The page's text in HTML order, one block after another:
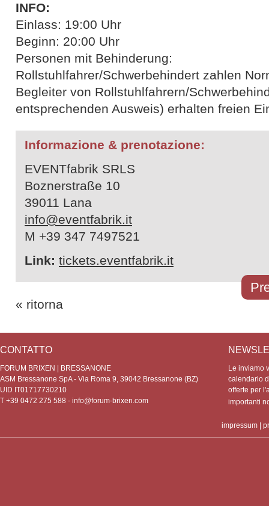
INFO:
Einlass: 19:00 Uhr
Beginn: 20:00 Uhr
Personen mit Behinderung:
Rollstuhlfahrer/Schwerbehindert zahlen
Begleiter von Rollstuhlfahrern/
entsprechenden Ausweis) erhalten freien
Informazione & prenotazione:
EVENTfabrik SRLS
Boznerstraße 10
39011 Lana
info@eventfabrik.it
M +39 347 7497521
Link: tickets.eventfabrik.it
« ritorna
CONTATTO
FORUM BRIXEN | BRESSANONE
ASM Bressanone SpA - Via Roma 9, 39042 Bressanone (BZ)
UID IT01717730210
T +39 0472 275 588 - info@forum-brixen.com
Le inviamo
calendario
offerte per
importanti
impressum